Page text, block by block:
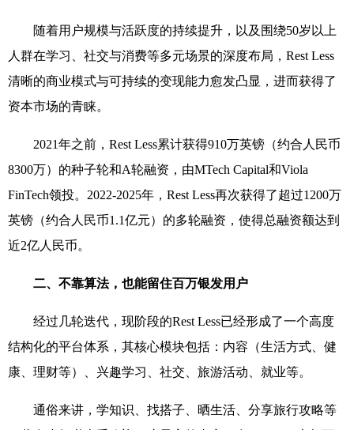
随着用户规模与活跃度的持续提升，以及围绕50岁以上
人群在学习、社交与消费等多元场景的深度布局， Rest Less
清晰的商业模式与可持续的变现能力愈发凸显，进而获得了
资本市场的青睐。
2021年之前， Rest Less累计获得910万英镑（约合人民币
8300万）的种子轮和A轮融资，由MTech Capital和Viola
FinTech领投。 2022-2025年， Rest Less再次获得了超过1200万
英镑（约合人民币1.1亿元）的多轮融资，使得总融资额达到
近2亿人民币。
二、不靠算法，也能留住百万银发用户
经过几轮迭代，现阶段的Rest Less已经形成了一个高度
结构化的平台体系，其核心模块包括：内容（生活方式、健
康、理财等）、兴趣学习、社交、旅游活动、就业等。
通俗来讲，学知识、找搭子、晒生活、分享旅行攻略等